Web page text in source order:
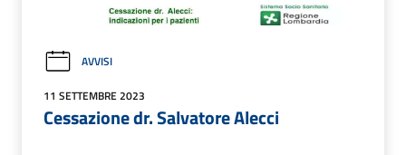
AVVISI
11 SETTEMBRE 2023
Cessazione dr. Salvatore Alecci